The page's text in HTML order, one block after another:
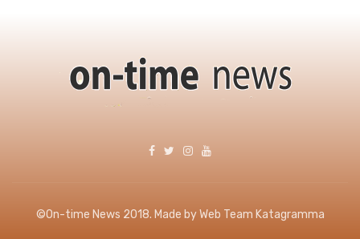
©On-time News 2018. Made by Web Team Katagramma